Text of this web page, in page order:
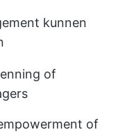
kunnen
of
of